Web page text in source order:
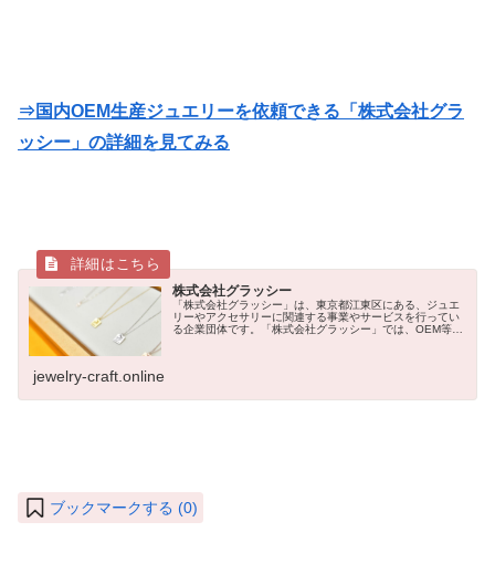
⇒国内OEM生産ジュエリーを依頼できる「株式会社グラ
ッシー」の詳細を見てみる
株式会社グラッシー
「株式会社グラッシー」は、東京都江東区にある、ジュエ
リーやアクセサリーに関連する事業やサービスを行ってい
る企業団体です。「株式会社グラッシー」では、OEM等製
jewelry-craft.online
ブックマークする (0)